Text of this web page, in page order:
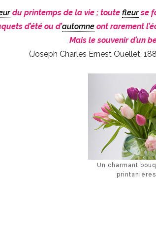
du printemps de la vie ; toute fleurse
d’été ou d’automne ont rarement
Mais le souvenir d’un
(Joseph Charles Ernest Ouellet,
Un charmant